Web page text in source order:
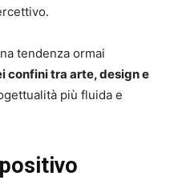
tendenza ormai
confini tra arte, design e
più fluida e